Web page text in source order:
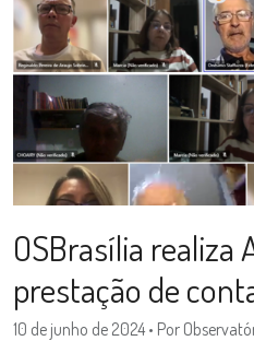
OSBrasília realiza
prestação de
10 de junho de 2024 • Por